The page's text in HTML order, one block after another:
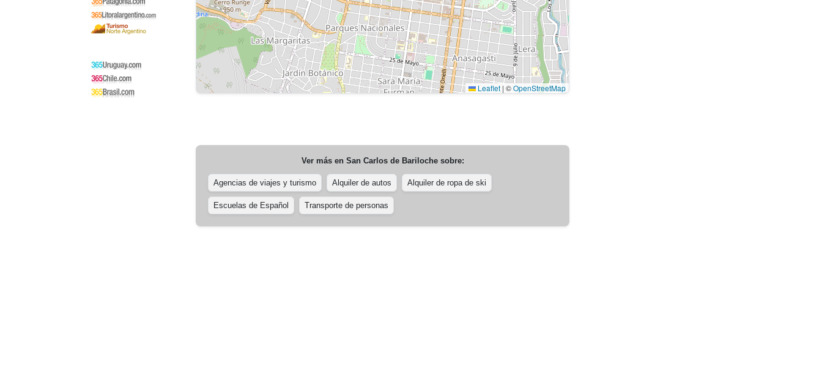
Leaflet | ©OpenStreetMap
Ver más en San Carlos de Barilochesobre:
Agencias de viajes y turismo Alquiler de autos Alquiler de ropa de ski
Escuelas de Español Transporte de personas